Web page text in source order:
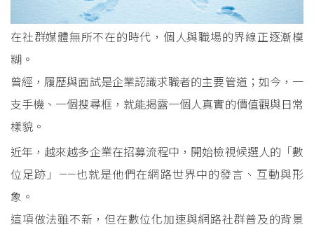
在社群媒體無所不在的時代，個人與職場的界線正逐漸模
糊。
曾經，履歷與面試是企業認識求職者的主要管道；如今，一
支手機、一個搜尋框，就能揭露一個人真實的價值觀與日常
樣貌。
近年，越來越多企業在招募流程中，開始檢視候選人的「數
位足跡」——也就是他們在網路世界中的發言、互動與形
象。
這項做法雖不新，但在數位化加速與網路社群普及的背景